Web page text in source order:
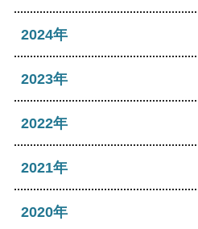
2026年06月
2026年04月
2026年03月
2026年02月
2025年12月
2025年10月
2025年08月
2025年07月
2024年
2024年12月
2024年10月
2024年08月
2023年
2023年12月
2023年10月
2022年
2022年12月
2021年
2021年12月
2020年